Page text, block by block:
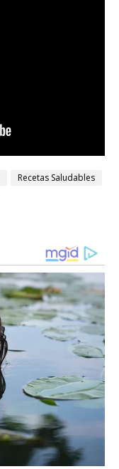
Recetas Saludables